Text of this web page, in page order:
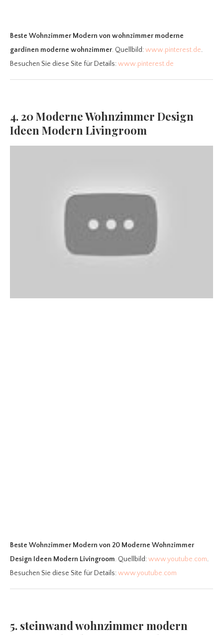
Beste Wohnzimmer Modern von wohnzimmer moderne
gardinen moderne wohnzimmer. Quellbild:www.pinterest.de.
Besuchen Sie diese Site für Details:www.pinterest.de
4. 20 Moderne Wohnzimmer Design
Ideen Modern Livingroom
Beste Wohnzimmer Modern von 20 Moderne Wohnzimmer
Design Ideen Modern Livingroom. Quellbild:www.youtube.com.
Besuchen Sie diese Site für Details:www.youtube.com
5. steinwand wohnzimmer modern